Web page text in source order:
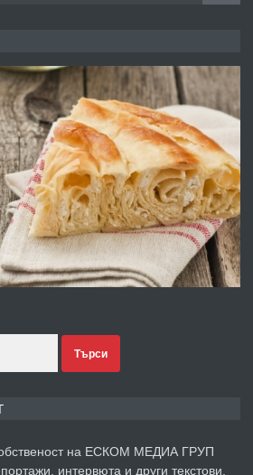
преди 6 месеца
/ресторант, бистро/ в с.
община Кирково
преди 7 месеца
под наем в супер център
язовир Студен кладенец 331м2 |
Търси
на ЕСКОМ МЕДИА ГРУП
интервюта и други текстови,